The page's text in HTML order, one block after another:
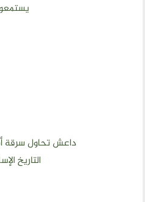
داعش تحاول سرقة
التاريخ